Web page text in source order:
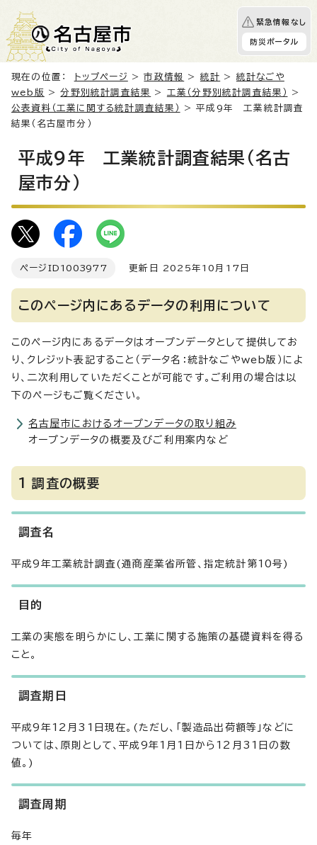
緊急情報なし
防災ポータル
現在の位置： トップページ >市政情報 > 統計 > 統計なごや
web版 >分野別統計調査結果 > 工業（分野別統計調査結果）
>
公表資料（工業に関する統計調査結果）
> 平成9年 工業統計調査
結果（名古屋市分）
平成9年 工業統計調査結果（名古
屋市分）
ページID 1003977 更新日 2025年10月17日
このページ内にあるデータの利用について
このページ内にあるデータはオープンデータとして提供してお
り、クレジット表記すること（データ名：統計なごやweb版）によ
り、二次利用していただくことが可能です。ご利用の場合は以
下のページもご覧ください。
名古屋市におけるオープンデータの取り組み
オープンデータの概要及びご利用案内など
1 調査の概要
調査名
平成9年工業統計調査(通商産業省所管、指定統計第10号)
目的
工業の実態を明らかにし、工業に関する施策の基礎資料を得る
こと。
調査期日
平成9年12月31日現在。(ただし、「製造品出荷額等」などに
ついては、原則として、平成9年1月1日から12月31日の数
値。)
調査周期
毎年